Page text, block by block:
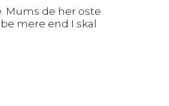
Mums de her oste
mere end I skal